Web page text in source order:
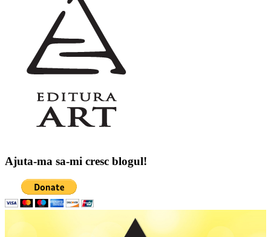
Ajuta-ma sa-mi cresc blogul!